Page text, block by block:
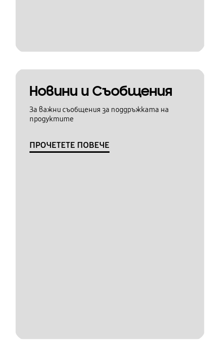
Новини и Съобщения
За важни съобщения за поддръжката на
продуктите
ПРОЧЕТЕТЕ ПОВЕЧЕ